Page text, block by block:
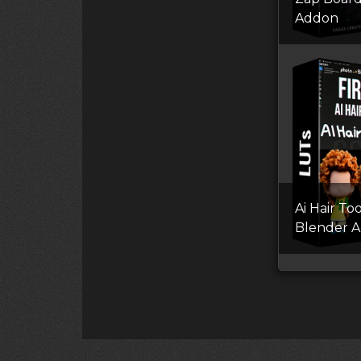
Addon
Ai Hair
Blender